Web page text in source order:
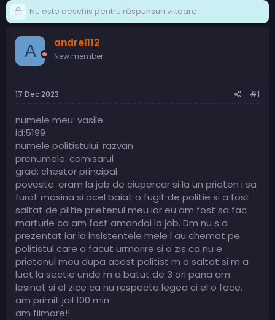
Nu este deschis pentru răspunsuri viitoare.
A andrei112
New member
17 Dec 2023 #1
numele meu: vasile
id:5199
numele politistului: razvan
prenumele: comisarul
grad: chestor principal
poveste: eram la job de ciupercar si la un prieten i sa
furat masina si acel baiat o fugit de politie si a fost
saltat de plitie prietenul meu iar eu am fost sa fac
marturie ca am fost amandoi la job. Dm nu s a
prezentat iar la insistentele mele l au chemat pe
politistul care a facut urmarire si a zis ca nu e
prietenul meu dupa acest politist m a saltat si m a
luat la sectie unde m a batut de 3 ori pana am
lesinat si el zice ca nu respecta legea ci el o face.
am primit jail 100 min.
am filmare!!